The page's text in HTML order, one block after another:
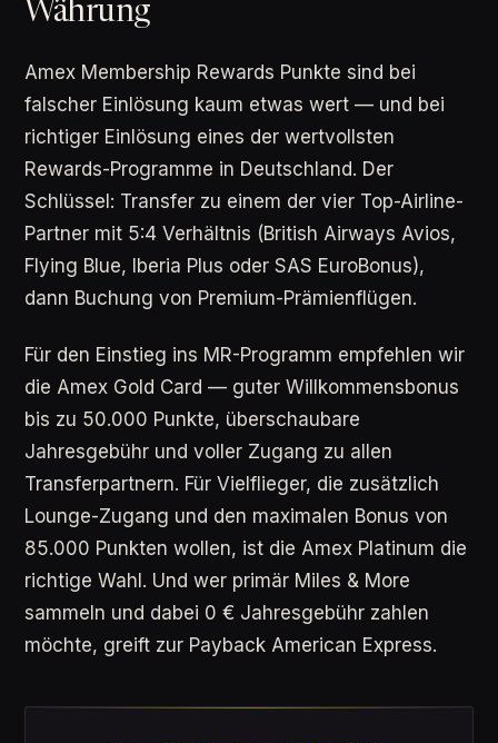
Währung
Amex Membership Rewards Punkte sind bei
falscher Einlösung kaum etwas wert — und bei
richtiger Einlösung eines der wertvollsten
Rewards-Programme in Deutschland. Der
Schlüssel: Transfer zu einem der vier Top-Airline-
Partner mit 5:4 Verhältnis (British Airways Avios,
Flying Blue, Iberia Plus oder SAS EuroBonus),
dann Buchung von Premium-Prämienflügen.
Für den Einstieg ins MR-Programm empfehlen wir
die Amex Gold Card — guter Willkommensbonus
bis zu 50.000 Punkte, überschaubare
Jahresgebühr und voller Zugang zu allen
Transferpartnern. Für Vielflieger, die zusätzlich
Lounge-Zugang und den maximalen Bonus von
85.000 Punkten wollen, ist die Amex Platinum die
richtige Wahl. Und wer primär Miles & More
sammeln und dabei 0 € Jahresgebühr zahlen
möchte, greift zur Payback American Express.